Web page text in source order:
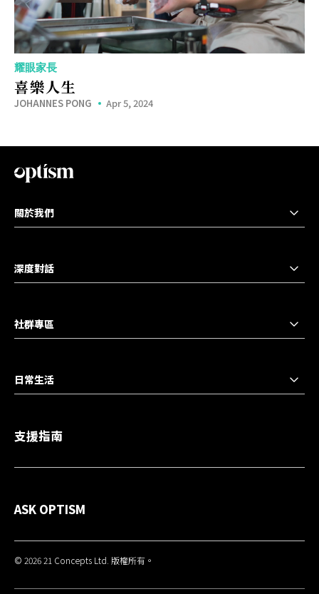
耀眼家長
喜樂人生
JOHANNES PONG Apr 5, 2024
關於我們
深度對話
社群專區
日常生活
支援指南
ASK OPTISM
© 2026 21 Concepts Ltd. 版權所有。